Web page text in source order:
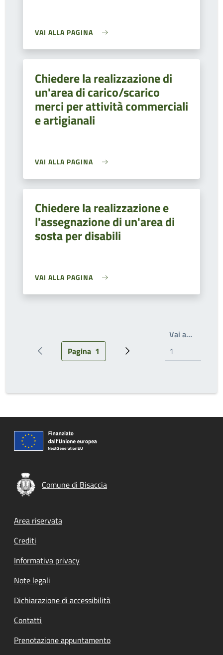
VAI ALLA PAGINA
Chiedere la realizzazione di
un'area di carico/scarico
merci per attività commerciali
e artigianali
VAI ALLA PAGINA
Chiedere la realizzazione e
l'assegnazione di un'area di
sosta per disabili
VAI ALLA PAGINA
Pagina precedentePagina attuale
Pagina 1 Prossima pagina
Vai a…
Comune di Bisaccia
Footer menu
Area riservata
Crediti
Informativa privacy
Note legali
Dichiarazione di accessibilità
Contatti
Prenotazione appuntamento